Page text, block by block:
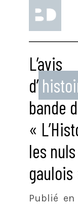
L’avis
d’
bande
«
les
gaulois
Publié en